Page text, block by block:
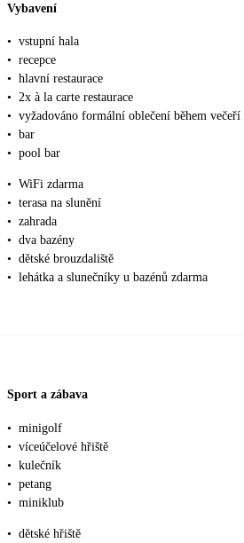
Vybavení
• vstupní hala
• recepce
• hlavní restaurace
• 2x à la carte restaurace
• vyžadováno formální oblečení během večeří
• bar
• pool bar
• WiFi zdarma
• terasa na slunění
• zahrada
• dva bazény
• dětské brouzdaliště
• lehátka a slunečníky u bazénů zdarma
Sport a zábava
• minigolf
• víceúčelové hřiště
• kulečník
• petang
• miniklub
• dětské hřiště